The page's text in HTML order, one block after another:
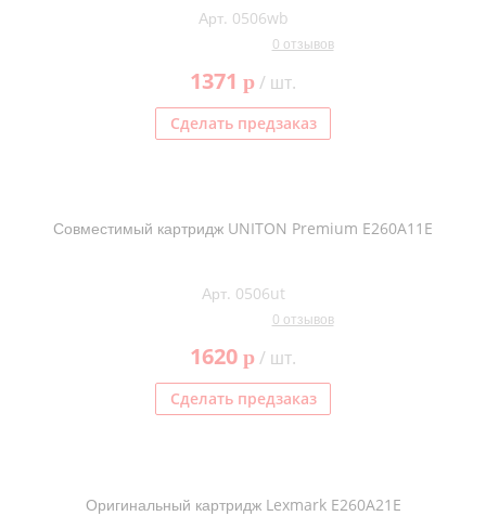
Арт. 0506wb
0 отзывов
1371 p/ шт.
Сделать предзаказ
Совместимый картридж UNITON Premium E260A11E
Арт. 0506ut
0 отзывов
1620 p/ шт.
Сделать предзаказ
Оригинальный картридж Lexmark E260A21E